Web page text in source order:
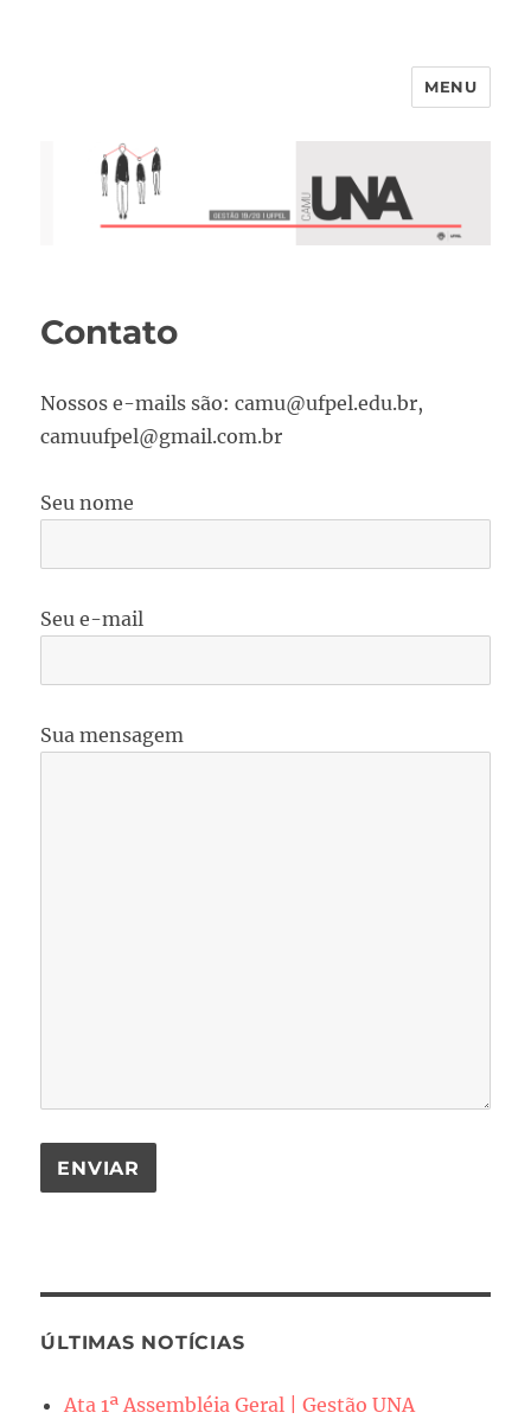
MENU
Contato
Nossos e-mails são: camu@ufpel.edu.br,
camuufpel@gmail.com.br
Seu nome
Seu e-mail
Sua mensagem
ÚLTIMAS NOTÍCIAS
Ata 1ª Assembléia Geral | Gestão UNA